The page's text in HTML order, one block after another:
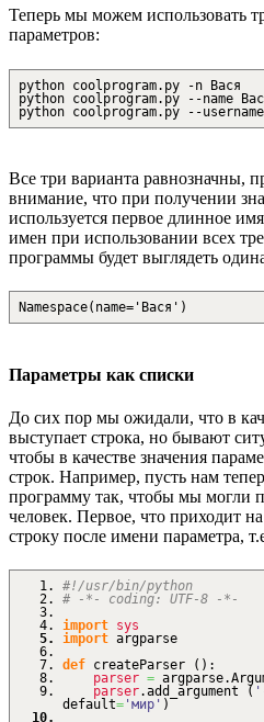
Теперь мы можем использовать
параметров:
python coolprogram.py -n Вася
python coolprogram.py --name
python coolprogram.py --
Все три варианта равнозначны,
внимание, что при получении
используется первое длинное
имен при использовании всех
программы будет выглядеть
Namespace(name='Вася')
Параметры как списки
До сих пор мы ожидали, что в
выступает строка, но бывают
чтобы в качестве значения
строк. Например, пусть нам
программу так, чтобы мы могли
человек. Первое, что приходит
строку после имени параметра,
#!/usr/bin/python
# -*- coding: UTF-8 -*-
import sys
import argparse
def createParser ( ) :
parser = argparse.
parser.add_argument (
default= 'мир' )